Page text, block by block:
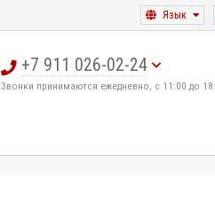
Язык
+7 911 026-02-24
Звонки принимаются ежедневно, с 11:00 до